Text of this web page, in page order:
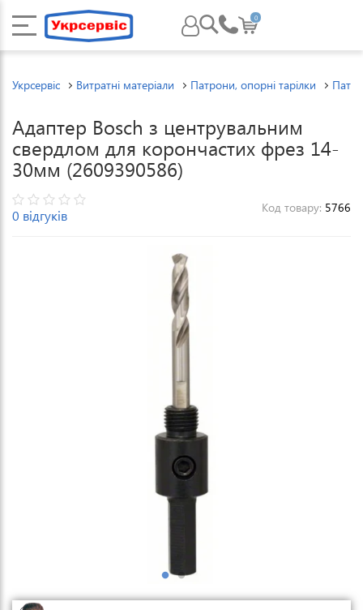
0
Укрсервіс Витратні матеріали Патрони, опорні тарілки
Адаптер Bosch з центрувальним
свердлом для корончастих фрез 14-
30мм (2609390586)
0 відгуків Код товару: 5766